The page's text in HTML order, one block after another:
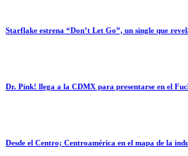
Starflake estrena “Don’t Let Go”, un single que
Dr. Pink! llega a la CDMX para presentarse en el
Desde el Centro; Centroamérica en el mapa de la